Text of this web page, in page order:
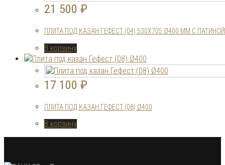
21 500 ₽
ПЛИТА ПОД КАЗАН ГЕФЕСТ (04) 530Х705 Ø400 ММ С ПАТИНОЙ
В корзину
17 100 ₽
ПЛИТА ПОД КАЗАН ГЕФЕСТ (08) Ø400
В корзину